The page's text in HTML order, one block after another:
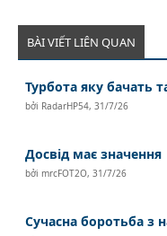
BÀI VIẾT LIÊN QUAN
Турбота яку бачать
bởi RadarHP54,31/7/26
Досвід має значення
bởimrcFOT2O,31/7/26
Сучасна боротьба з